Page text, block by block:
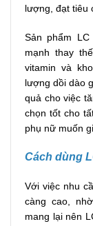
lượng, đạt tiêu
Sản phẩm
mạnh thay
vitamin và
lượng dồi dào
quả cho việc
chọn tốt cho
phụ nữ muốn
Cách dùng
Với việc nhu
càng cao,
mang lại nên